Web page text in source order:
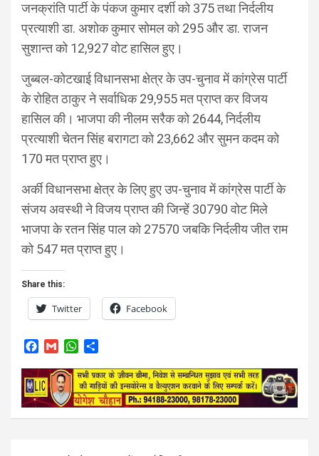
जनक्रांति पार्टी के पंकज कुमार दर्शी को 375 तथा निर्दलीय
प्रत्याशी डा. अशोक कुमार सोमल को 295 और डा. राजन
सुशान्त को 12,927 वोट हासिल हुए।
जुब्बल-कोटखाई विधानसभा क्षेत्र के उप-चुनाव में कांग्रेस पार्टी
के रोहित ठाकुर ने सर्वाधिक 29,955 मत प्राप्त कर विजय
हासिल की। भाजपा की नीलम सरैक को 2644, निर्दलीय
प्रत्याशी चेतन सिंह बरागटा को 23,662 और सुमन कदम को
170 मत प्राप्त हुए।
अर्की विधानसभा क्षेत्र के लिए हुए उप-चुनाव में कांग्रेस पार्टी के
संजय अवस्थी ने विजय प्राप्त की जिन्हें 30790 वोट मिले
भाजपा के रतन सिंह पाल को 27570 जबकि निर्दलीय जीत राम
को 547 मत प्राप्त हुए।
Share this:
Twitter Facebook
c
e
b
o
a
i
l
W
a
t
s
A
a
r
e